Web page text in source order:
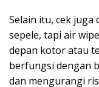
Selain itu, cek
sepele, tapi air
depan kotor atau
berfungsi dengan
dan mengurangi